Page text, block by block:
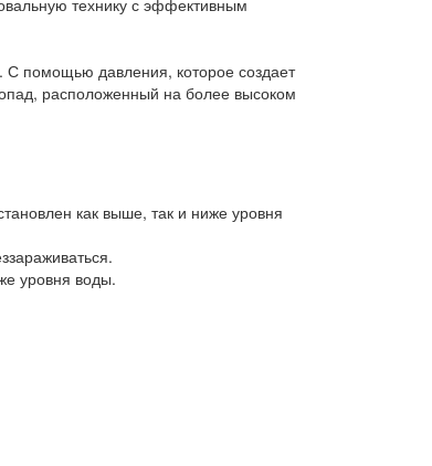
технику с эффективным
помощью давления, которое создает
расположенный на более высоком
как выше, так и ниже уровня
уровня воды.